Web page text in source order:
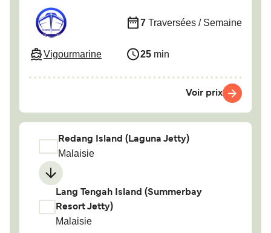
Vigourmarine
7 Traversées / Semaine
25 min
Voir prix
Redang Island (Laguna Jetty)
Malaisie
Lang Tengah Island (Summerbay
Resort Jetty)
Malaisie